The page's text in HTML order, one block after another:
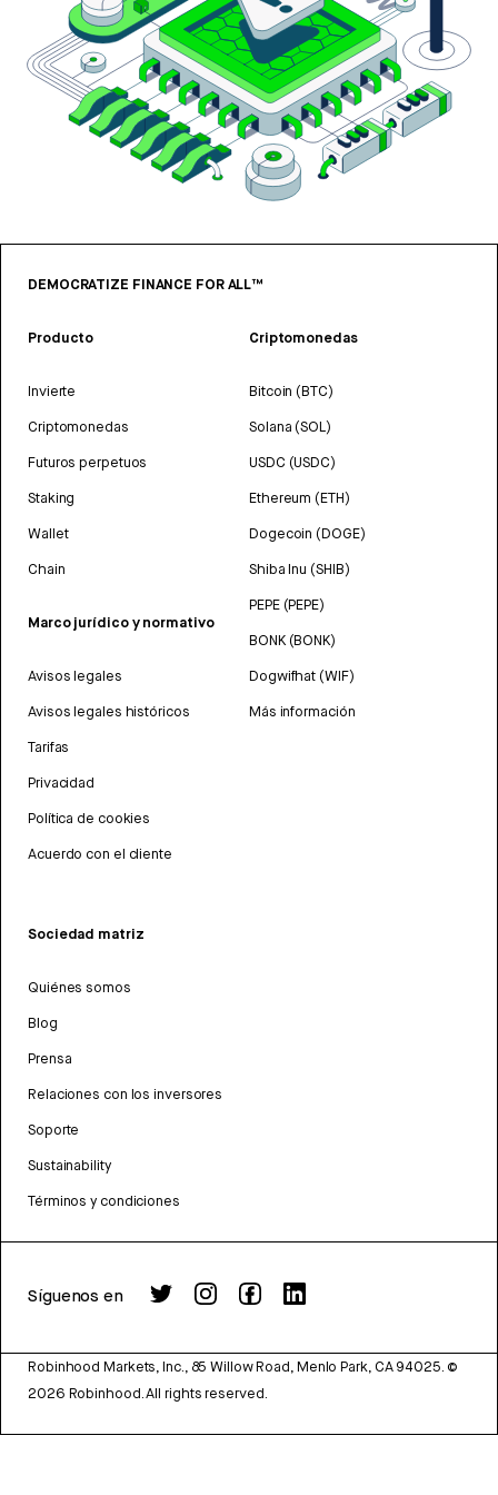
DEMOCRATIZE FINANCE FOR ALL™
Producto
Invierte
Criptomonedas
Futuros perpetuos
Staking
Wallet
Chain
Marco jurídico y normativo
Avisos legales
Avisos legales históricos
Tarifas
Privacidad
Política de cookies
Acuerdo con el cliente
Criptomonedas
Bitcoin (BTC)
Solana (SOL)
USDC (USDC)
Ethereum (ETH)
Dogecoin (DOGE)
Shiba Inu (SHIB)
PEPE (PEPE)
BONK (BONK)
Dogwifhat (WIF)
Más información
Sociedad matriz
Quiénes somos
Blog
Prensa
Relaciones con los inversores
Soporte
Sustainability
Términos y condiciones
Síguenos en
Robinhood Markets, Inc., 85 Willow Road, Menlo Park, CA 94025. ©
2026 Robinhood. All rights reserved.